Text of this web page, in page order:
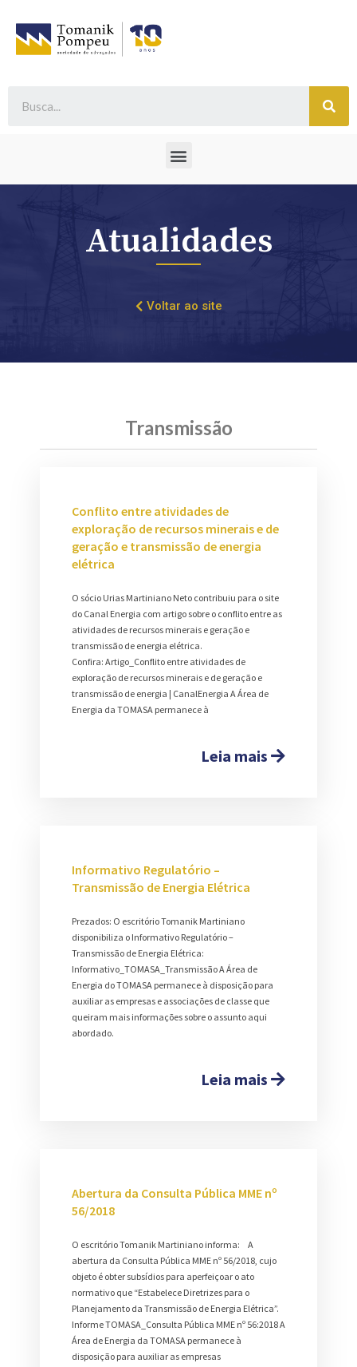
Atualidades
Voltar ao site
Transmissão
Conflito entre atividades de
exploração de recursos minerais e de
geração e transmissão de energia
elétrica
O sócio Urias Martiniano Neto contribuiu para o site
do Canal Energia com artigo sobre o conflito entre as
atividades de recursos minerais e geração e
transmissão de energia elétrica.
Confira: Artigo_Conflito entre atividades de
exploração de recursos minerais e de geração e
transmissão de energia | CanalEnergia A Área de
Energia da TOMASA permanece à
Leia mais
Informativo Regulatório –
Transmissão de Energia Elétrica
Prezados: O escritório Tomanik Martiniano
disponibiliza o Informativo Regulatório –
Transmissão de Energia Elétrica:
Informativo_TOMASA_Transmissão A Área de
Energia do TOMASA permanece à disposição para
auxiliar as empresas e associações de classe que
queiram mais informações sobre o assunto aqui
abordado.
Leia mais
Abertura da Consulta Pública MME nº
56/2018
O escritório Tomanik Martiniano informa: A
abertura da Consulta Pública MME nº 56/2018, cujo
objeto é obter subsídios para aperfeiçoar o ato
normativo que “Estabelece Diretrizes para o
Planejamento da Transmissão de Energia Elétrica”.
Informe TOMASA_Consulta Pública MME nº 56:2018 A
Área de Energia da TOMASA permanece à
disposição para auxiliar as empresas